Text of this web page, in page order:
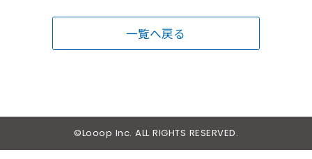
一覧へ戻る
©Looop Inc. ALL RIGHTS RESERVED.